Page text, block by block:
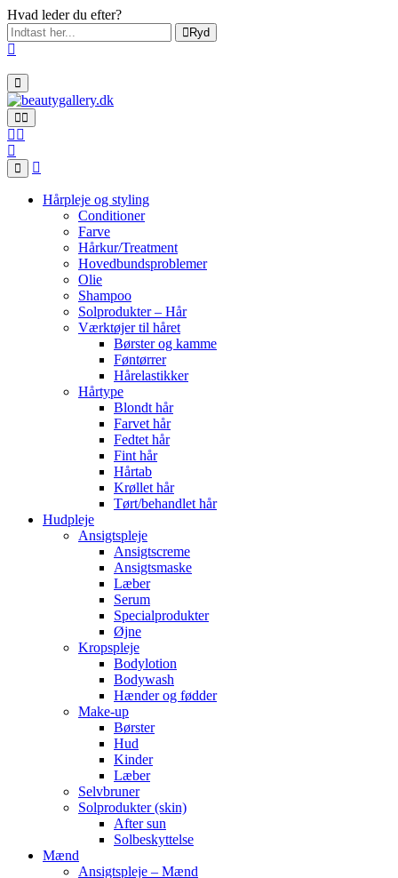
Hvad leder du efter?
Ryd
Hårpleje og styling
Conditioner
Farve
Hårkur/Treatment
Hovedbundsproblemer
Olie
Shampoo
Solprodukter – Hår
Værktøjer til håret
Børster og kamme
Føntørrer
Hårelastikker
Hårtype
Blondt hår
Farvet hår
Fedtet hår
Fint hår
Hårtab
Krøllet hår
Tørt/behandlet hår
Hudpleje
Ansigtspleje
Ansigtscreme
Ansigtsmaske
Læber
Serum
Specialprodukter
Øjne
Kropspleje
Bodylotion
Bodywash
Hænder og fødder
Make-up
Børster
Hud
Kinder
Læber
Selvbruner
Solprodukter (skin)
After sun
Solbeskyttelse
Mænd
Ansigtspleje – Mænd